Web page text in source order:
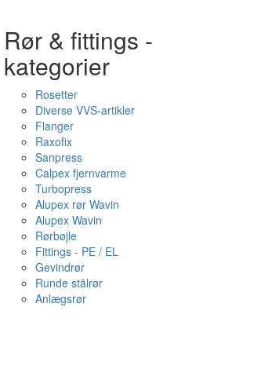
Rør & fittings -
kategorier
Rosetter
Diverse VVS-artikler
Flanger
Raxofix
Sanpress
Calpex fjernvarme
Turbopress
Alupex rør Wavin
Alupex Wavin
Rørbøjle
Fittings - PE / EL
Gevindrør
Runde stålrør
Anlægsrør